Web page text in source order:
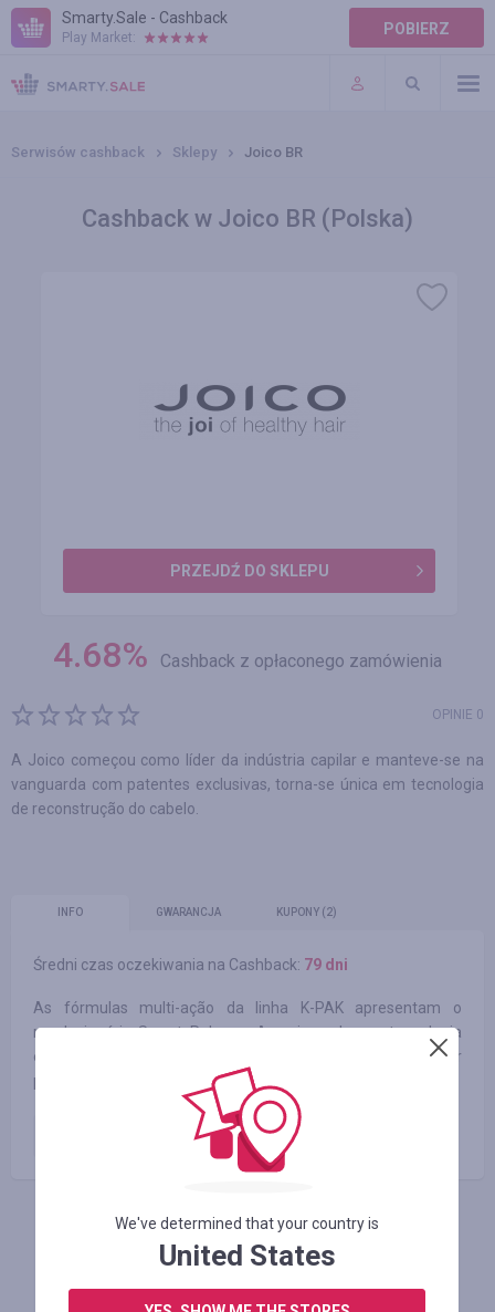
Smarty.Sale - Cashback
Play Market: POBIERZ
POMOC
WARUNKI
Serwisów cashback Sklepy Joico BR
Cashback w Joico BR (Polska)
PRZEJDŹ DO SKLEPU
4.68% Cashback z opłaconego zamówienia
OPINIE 0
A Joico começou como líder da indústria capilar e manteve-se na
vanguarda com patentes exclusivas, torna-se única em tecnologia
de reconstrução do cabelo.
INFO GWARANCJA KUPONY (2)
Średni czas oczekiwania na Cashback: 79 dni
As fórmulas multi-ação da linha K-PAK apresentam o
revolucionário Smart Release. A mais poderosa tecnologia
em reconstrução capilar já criada – para reparar e fortalecer
precisamente os locais danificados do cabelo.
Pedido pago
ZALOGUJ SIĘ, ŻEBY ZOSTAWIĆ OPINIĘ
We've determined that your country is
United States